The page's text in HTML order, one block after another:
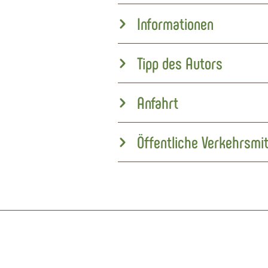
Informationen
Tipp des Autors
Anfahrt
Öffentliche